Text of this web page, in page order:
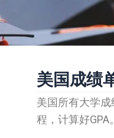
美国成绩
美国所有大学
程，计算好GPA。